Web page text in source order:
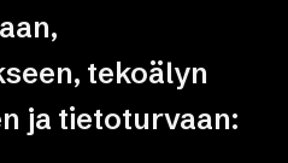
tekoälyn
ja tietoturvaan: